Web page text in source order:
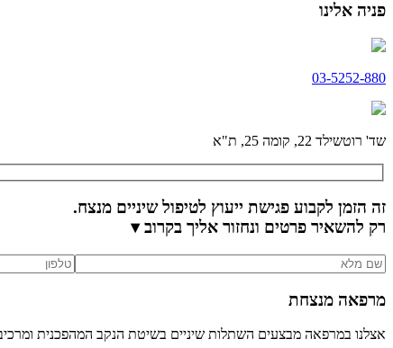
פניה אלינו
03-5252-880
שד' רוטשילד 22, קומה 25, ת"א
זה הזמן לקבוע פגישת ייעוץ לטיפול שיניים מנצח.
רק להשאיר פרטים ונחזור אליך בקרוב ▾
מרפאה מנצחת
אצלנו במרפאה מבצעים השתלות שיניים בשיטת הנקב המהפכנית